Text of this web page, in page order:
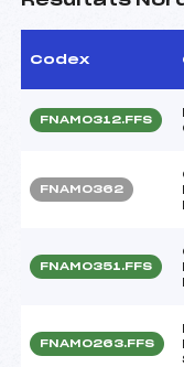
Codex
FNAM0312.FFS
FNAM0362
FNAM0351.FFS
FNAM0263.FFS